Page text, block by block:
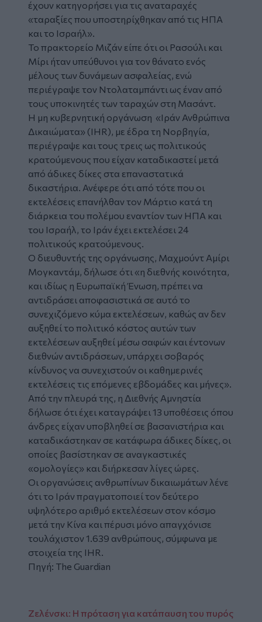
έχουν κατηγορήσει για τις αναταραχές
«ταραξίες που υποστηρίχθηκαν από τις ΗΠΑ
και το Ισραήλ».
Το πρακτορείο Μιζάν είπε ότι οι Ρασούλι και
Μίρι ήταν υπεύθυνοι για τον θάνατο ενός
μέλους των δυνάμεων ασφαλείας, ενώ
περιέγραψε τον Ντολαταμπάντι ως έναν από
τους υποκινητές των ταραχών στη Μασάντ.
Η μη κυβερνητική οργάνωση «Ιράν Ανθρώπινα
Δικαιώματα» (IHR), με έδρα τη Νορβηγία,
περιέγραψε και τους τρεις ως πολιτικούς
κρατούμενους που είχαν καταδικαστεί μετά
από άδικες δίκες στα επαναστατικά
δικαστήρια. Ανέφερε ότι από τότε που οι
εκτελέσεις επανήλθαν τον Μάρτιο κατά τη
διάρκεια του πολέμου εναντίον των ΗΠΑ και
του Ισραήλ, το Ιράν έχει εκτελέσει 24
πολιτικούς κρατούμενους.
Ο διευθυντής της οργάνωσης, Μαχμούντ Αμίρι
Μογκαντάμ, δήλωσε ότι «η διεθνής κοινότητα,
και ιδίως η Ευρωπαϊκή Ένωση, πρέπει να
αντιδράσει αποφασιστικά σε αυτό το
συνεχιζόμενο κύμα εκτελέσεων, καθώς αν δεν
αυξηθεί το πολιτικό κόστος αυτών των
εκτελέσεων αυξηθεί μέσω σαφών και έντονων
διεθνών αντιδράσεων, υπάρχει σοβαρός
κίνδυνος να συνεχιστούν οι καθημερινές
εκτελέσεις τις επόμενες εβδομάδες και μήνες».
Από την πλευρά της, η Διεθνής Αμνηστία
δήλωσε ότι έχει καταγράψει 13 υποθέσεις όπου
άνδρες είχαν υποβληθεί σε βασανιστήρια και
καταδικάστηκαν σε κατάφωρα άδικες δίκες, οι
οποίες βασίστηκαν σε αναγκαστικές
«ομολογίες» και διήρκεσαν λίγες ώρες.
Οι οργανώσεις ανθρωπίνων δικαιωμάτων λένε
ότι το Ιράν πραγματοποιεί τον δεύτερο
υψηλότερο αριθμό εκτελέσεων στον κόσμο
μετά την Κίνα και πέρυσι μόνο απαγχόνισε
τουλάχιστον 1.639 ανθρώπους, σύμφωνα με
στοιχεία της IHR.
Πηγή: The Guardian
Ζελένσκι: Η πρόταση για κατάπαυση του πυρός